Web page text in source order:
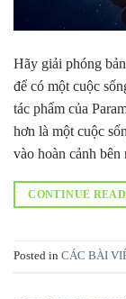
Hãy giải phóng
để có một cuộc
tác phẩm của
hơn là một cuộc
vào hoàn cảnh
CONTINUE
Posted in CÁC BÀI